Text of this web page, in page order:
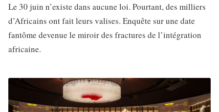
Le 30 juin n’existe dans aucune loi. Pourtant, des milliers
d’Africains ont fait leurs valises. Enquête sur une date
fantôme devenue le miroir des fractures de l’intégration
africaine.